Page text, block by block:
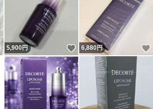
いいね！
5,900円 いいね！
6,880円